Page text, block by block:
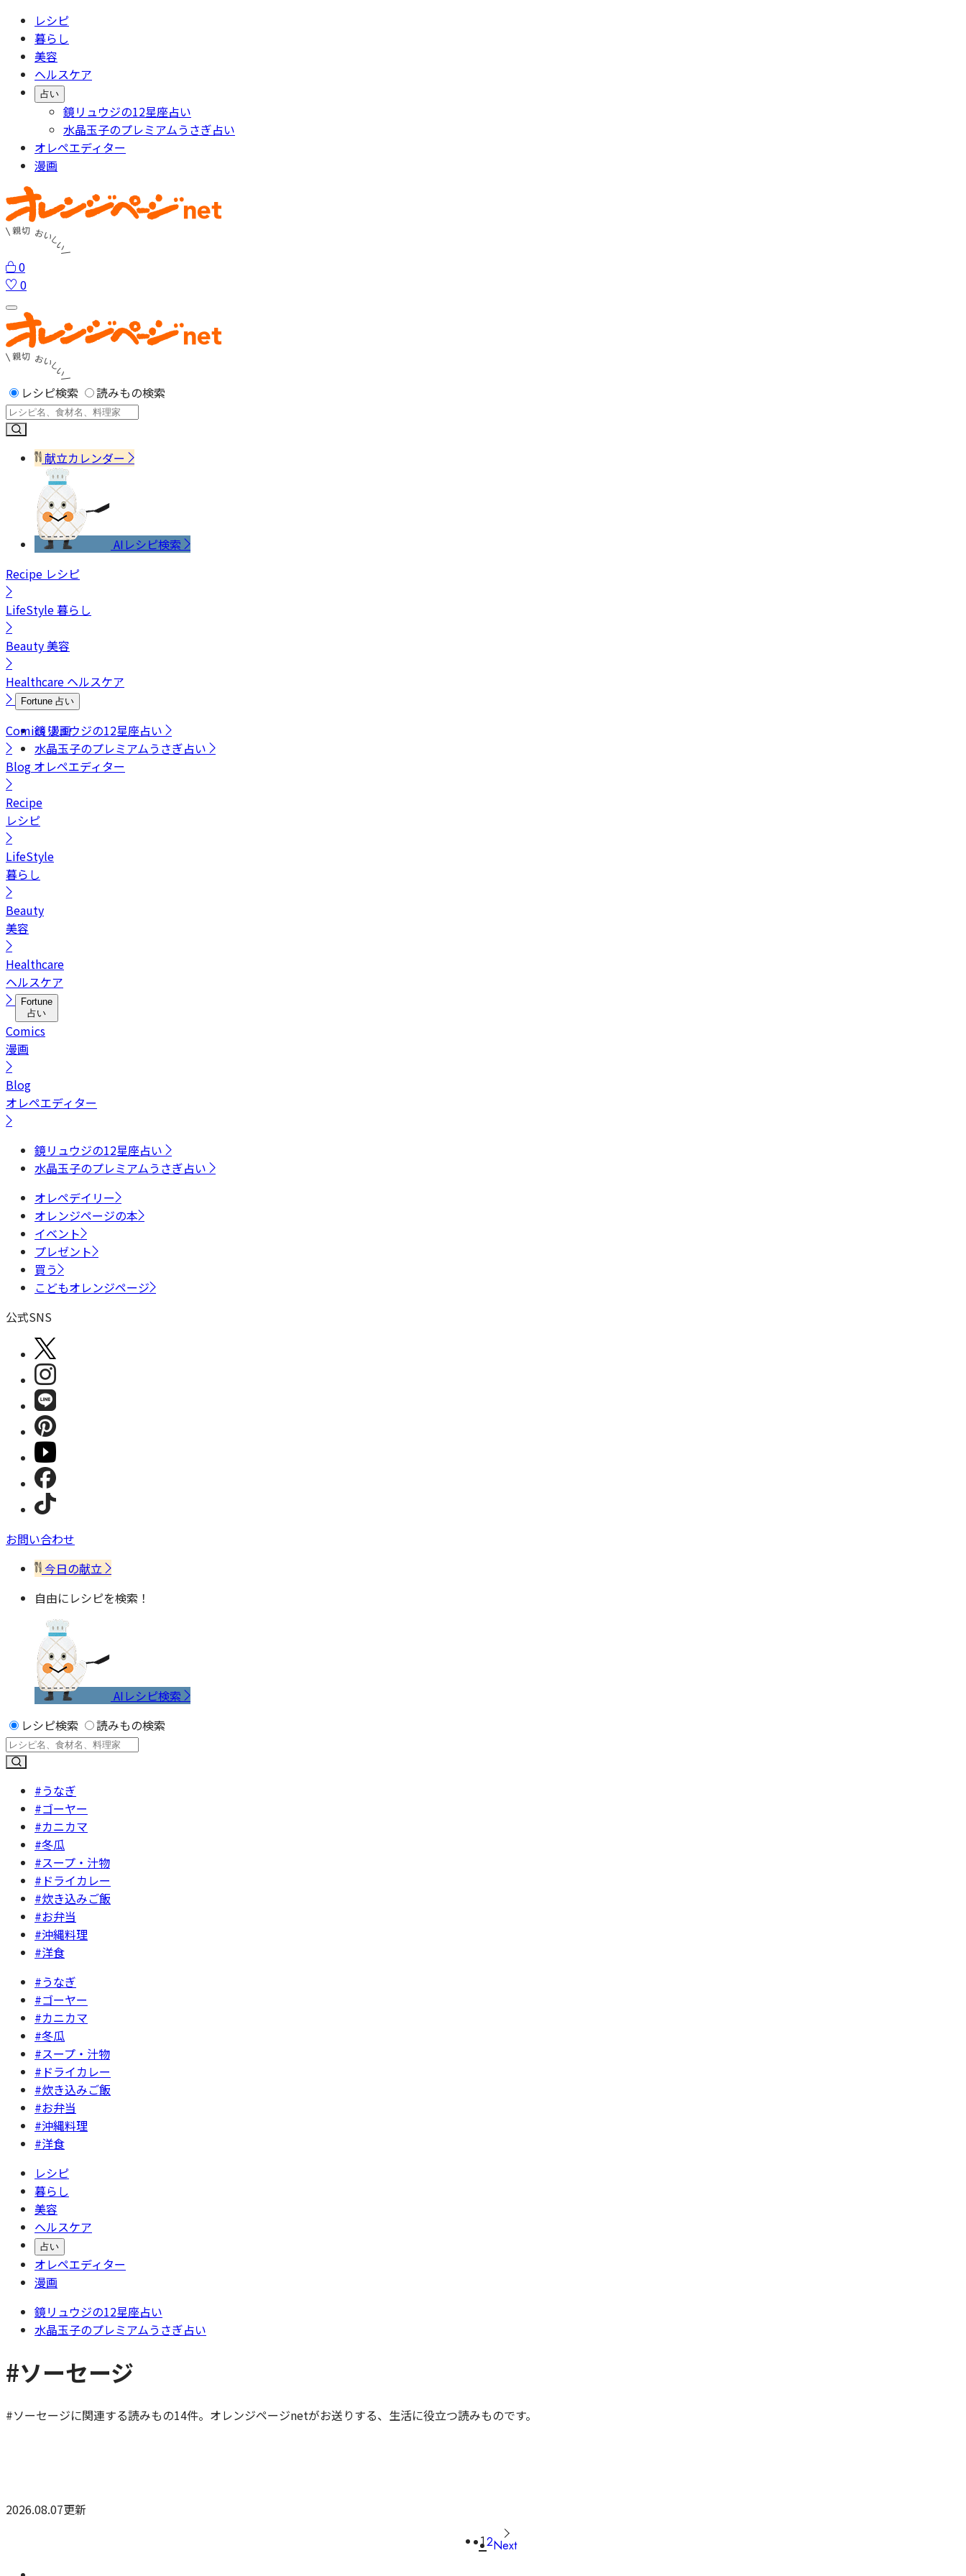
レシピ
暮らし
美容
ヘルスケア
占い
鏡リュウジの12星座占い
水晶玉子のプレミアムうさぎ占い
オレペエディター
漫画
0
0
レシピ検索 読みもの検索
献立カレンダー
AIレシピ検索
Recipe レシピ
LifeStyle暮らし
Beauty美容
Healthcare ヘルスケア
Fortune 占い
鏡リュウジの12星座占い
水晶玉子のプレミアムうさぎ占い
Comics漫画
Blog オレペエディター
Recipe
レシピ
LifeStyle
暮らし
Beauty
美容
Healthcare
ヘルスケア
Fortune
占い
Comics
漫画
Blog
オレペエディター
鏡リュウジの12星座占い
水晶玉子のプレミアムうさぎ占い
オレペデイリー
オレンジページの本
イベント
プレゼント
買う
こどもオレンジページ
公式SNS
お問い合わせ
今日の献立
自由にレシピを検索！
AIレシピ検索
レシピ検索
読みもの検索
#うなぎ
#ゴーヤー
#カニカマ
#冬瓜
#スープ・汁物
#ドライカレー
#炊き込みご飯
#お弁当
#沖縄料理
#洋食
#うなぎ
#ゴーヤー
#カニカマ
#冬瓜
#スープ・汁物
#ドライカレー
#炊き込みご飯
#お弁当
#沖縄料理
#洋食
レシピ
暮らし
美容
ヘルスケア
占い
オレペエディター
漫画
鏡リュウジの12星座占い
水晶玉子のプレミアムうさぎ占い
#ソーセージ
#ソーセージに関連する読みもの14件。オレンジページnetがお送りする、生活に役立つ読みものです。
2026.08.07更新
12Next